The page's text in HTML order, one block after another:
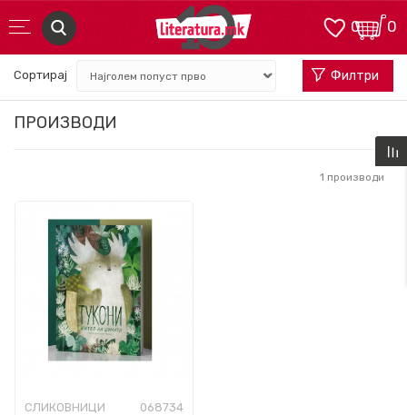
0
0
ПРОИЗВОДИ
Сортирај Филтри
1 производи
СЛИКОВНИЦИ 068734